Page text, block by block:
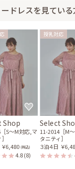
ドレスを見てい
Shop
S〜M対応,マ
￥6,480 (税込)
4.8(8)
授乳対応
Select
11-2014［M
タニティ］
３泊４日 ￥